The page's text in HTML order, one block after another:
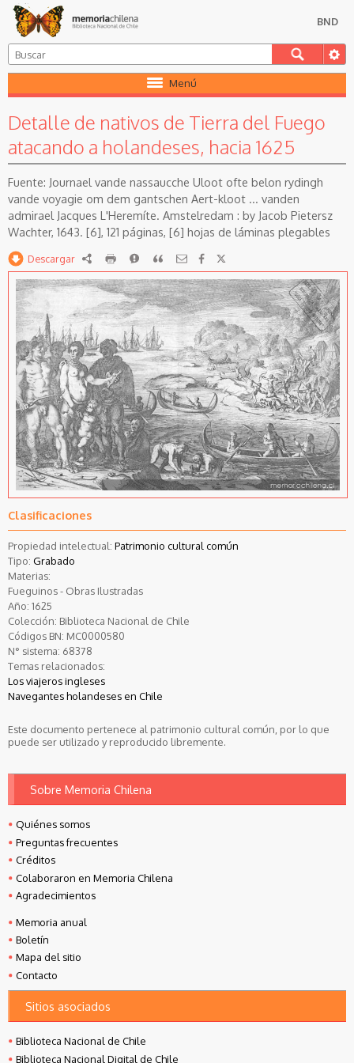
BND
Menú
Detalle de nativos de Tierra del Fuego
atacando a holandeses, hacia 1625
Journael vande nassaucche Uloot ofte belon rydingh
vande voyagie om dem gantschen Aert-kloot ... vanden
admirael Jacques L'Heremíte. Amstelredam : by Jacob Pietersz
Wachter, 1643. [6], 121 páginas, [6] hojas de láminas plegables
Descargar RDF imprimirReportarCitar
Clasificaciones
Propiedad intelectual: Patrimonio cultural común
Tipo: Grabado
Materias:
Fueguinos - Obras Ilustradas
Año: 1625
Colección: Biblioteca Nacional de Chile
Códigos BN: MC0000580
N° sistema: 68378
Temas relacionados:
Los viajeros ingleses
Navegantes holandeses en Chile
Este documento pertenece al patrimonio cultural común, por lo que
puede ser utilizado y reproducido libremente.
Sobre Memoria Chilena
Quiénes somos
Preguntas frecuentes
Créditos
Colaboraron en Memoria Chilena
Agradecimientos
Memoria anual
Boletín
Mapa del sitio
Contacto
Sitios asociados
Biblioteca Nacional de Chile
Biblioteca Nacional Digital de Chile